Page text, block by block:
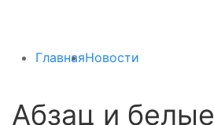
ГлавнаяНовости
Абзац и белые